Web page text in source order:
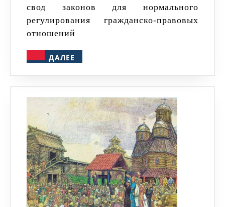
свод законов для нормального
регулирования гражданско-правовых
отношений
ДАЛЕЕ